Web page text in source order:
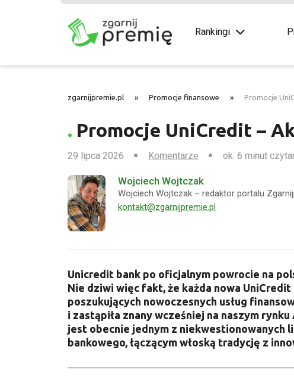
Rankingi
zgarnijpremie.pl » Promocje finansowe » Promocje
Promocje UniCredit –
29 lipca 2026 Komentarze ok. 6 minut
Wojciech Wojtczak
Wojciech Wojtczak – redaktor portalu
kontakt@zgarnijpremie.pl
Unicredit bank po oficjalnym powrocie na
Nie dziwi więc fakt, że każda nowa
poszukujących nowoczesnych usług
i zastąpiła znany wcześniej na naszym
jest obecnie jednym z niekwestionowanych
bankowego, łączącym włoską tradycję z